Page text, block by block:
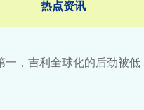
热点资讯
一，吉利全球化的后劲被低